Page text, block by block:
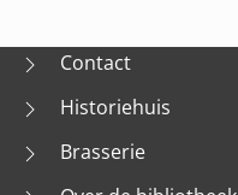
Contact
Historiehuis
Brasserie